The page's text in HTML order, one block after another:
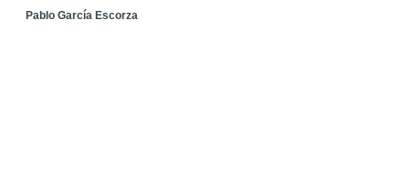
Pablo García Escorza